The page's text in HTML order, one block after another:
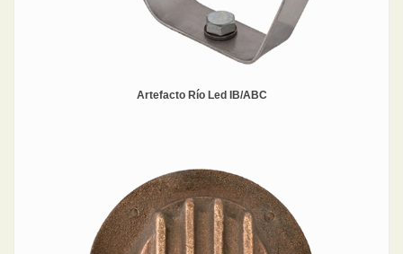
Artefacto Río Led IB/ABC